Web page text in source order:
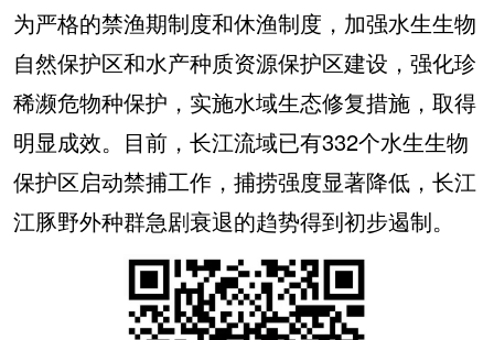
为严格的禁渔期制度和休渔制度，加强水生生物
自然保护区和水产种质资源保护区建设，强化珍
稀濒危物种保护，实施水域生态修复措施，取得
明显成效。目前，长江流域已有332个水生生物
保护区启动禁捕工作，捕捞强度显著降低，长江
江豚野外种群急剧衰退的趋势得到初步遏制。